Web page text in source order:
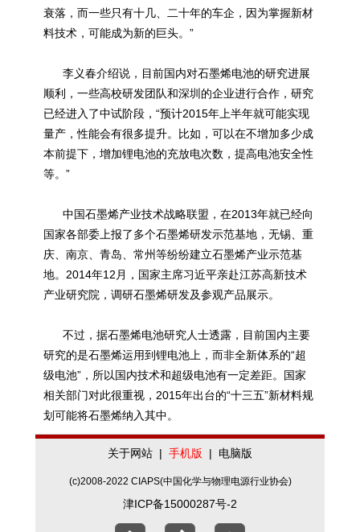
衰落，而一些只有十几、二十年的车企，因为掌握新材
料技术，可能成为新的巨头。”
李义春介绍说，目前国内对石墨烯电池的研究进展
顺利，一些高校研发团队和深圳的企业进行合作，研究
已经进入了中试阶段，“预计2015年上半年就可能实现
量产，性能会有很多提升。比如，可以在不增加多少成
本前提下，增加锂电池的充放电次数，提高电池安全性
等。”
中国石墨烯产业技术战略联盟，在2013年就已经向
国家各部委上报了多个石墨烯研发示范基地，无锡、重
庆、南京、青岛、常州等纷纷建立石墨烯产业示范基
地。2014年12月，国家主席习近平亲赴江苏高新技术
产业研究院，调研石墨烯研发及参观产品展示。
不过，据石墨烯电池研究人士透露，目前国内主要
研究的是石墨烯运用到锂电池上，而非全新体系的“超
级电池”，所以国内技术和超级电池有一定差距。国家
相关部门对此很重视，2015年出台的“十三五”新材料规
划可能将石墨烯纳入其中。
关于网站 | 手机版 | 电脑版
(c)2008-2022 CIAPS(中国化学与物理电源行业协会)
津ICP备15000287号-2